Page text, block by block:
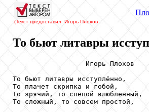
(Текст предоставил: Игорь Плохов
То бьют литавры
                  Игорь Плохов
То бьют литавры исступлённо,
То плачет скрипка и гобой,
То зрячий, то слепой влюблённый,
То сложный, то совсем простой,